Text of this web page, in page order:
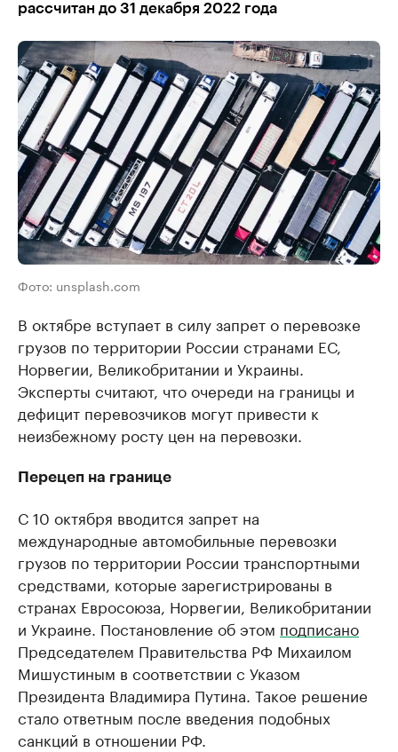
рассчитан до 31 декабря 2022 года
Фото: unsplash.com
В октябре вступает в силу запрет о перевозке
грузов по территории России странами ЕС,
Норвегии, Великобритании и Украины.
Эксперты считают, что очереди на границы и
дефицит перевозчиков могут привести к
неизбежному росту цен на перевозки.
Перецеп на границе
С 10 октября вводится запрет на
международные автомобильные перевозки
грузов по территории России транспортными
средствами, которые зарегистрированы в
странах Евросоюза, Норвегии, Великобритании
и Украине. Постановление об этом подписано
Председателем Правительства РФ Михаилом
Мишустиным в соответствии с Указом
Президента Владимира Путина. Такое решение
стало ответным после введения подобных
санкций в отношении РФ.